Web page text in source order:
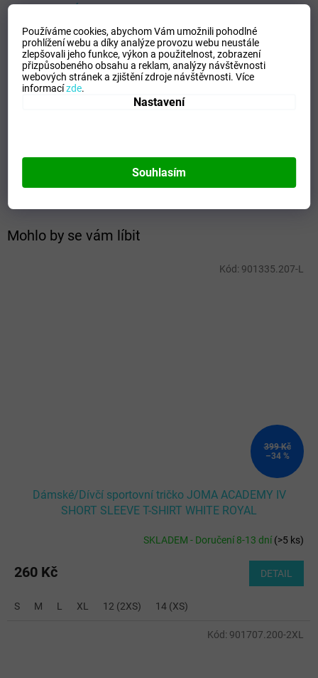
Používáme cookies, abychom Vám umožnili pohodlné
prohlížení webu a díky analýze provozu webu neustále
zlepšovali jeho funkce, výkon a použitelnost,zobrazení
přizpůsobeného obsahu a reklam, analýzy návštěvnosti
webových stránek a zjištění zdroje návštěvnosti.Více
informacízde.
Nastavení
Souhlasím
Mohlo by se vám líbit
399 Kč
–34 %
Dámské/Dívčí sportovní tričko JOMA ACADEMY IV
SHORT SLEEVE T-SHIRT WHITE ROYAL
SKLADEM - Doručení 8-13 dní(>5 ks)
260 Kč DETAIL
S M L XL 12 (2XS) 14 (XS)
Kód: 901335.207-L
Kód: 901707.200-2XL
Doplňkové parametry
Kategorie:
Dámské trika
EAN:
Zvolte variantu